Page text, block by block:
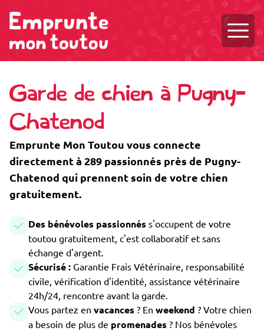
Garde de chien à Pugny-
Chatenod
Emprunte Mon Toutou vous connecte
directement à 289 passionnés près de Pugny-
Chatenod qui prennent soin de votre chien
gratuitement.
Des bénévoles passionnés s'occupent de votre
toutou gratuitement, c'est collaboratif et sans
échange d'argent.
Sécurisé : Garantie Frais Vétérinaire, responsabilité
civile, vérification d'identité, assistance vétérinaire
24h/24, rencontre avant la garde.
Vous partez en vacances ? En weekend ? Votre chien
a besoin de plus de promenades ? Nos bénévoles